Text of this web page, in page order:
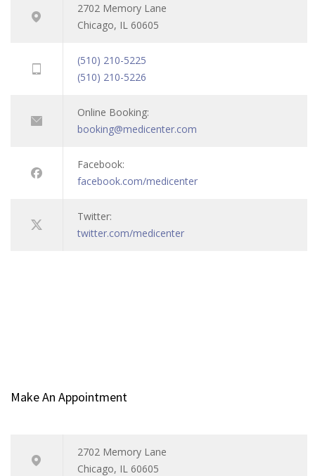
2702 Memory Lane
Chicago, IL 60605
(510) 210-5225
(510) 210-5226
Online Booking:
booking@medicenter.com
Facebook:
facebook.com/medicenter
Twitter:
twitter.com/medicenter
Make An Appointment
2702 Memory Lane
Chicago, IL 60605